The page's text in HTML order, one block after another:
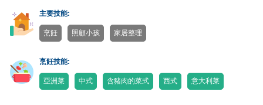
主要技能:
烹飪 照顧小孩 家居整理
烹飪技能:
亞洲菜 中式 含豬肉的菜式 西式 意大利菜